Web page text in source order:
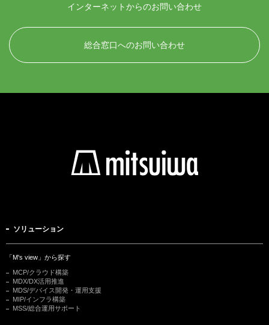
インターネットからのお問い合わせ
総合窓口へのお問い合わせ
ソリューション
「M's view」から探す
MCP/クラウド構築
MDX/DX活用推進
MDS/デバイス開発・運用支援
MIP/インフラ構築
MSS/総合運用サポート